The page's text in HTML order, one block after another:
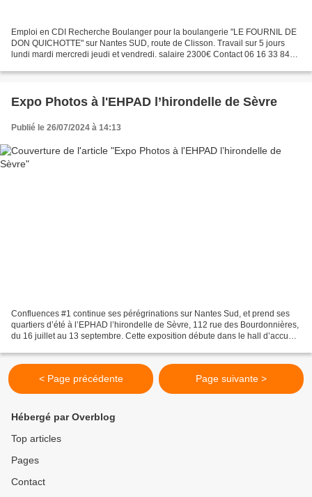
Emploi en CDI Recherche Boulanger pour la boulangerie "LE FOURNIL DE
DON QUICHOTTE" sur Nantes SUD, route de Clisson. Travail sur 5 jours
lundi mardi mercredi jeudi et vendredi. salaire 2300€ Contact 06 16 33 84
Expo Photos à l'EHPAD l’hirondelle de Sèvre
Publié le 26/07/2024 à 14:13
Confluences #1 continue ses pérégrinations sur Nantes Sud, et prend ses
quartiers d’été à l’EPHAD l’hirondelle de Sèvre, 112 rue des Bourdonnières,
du 16 juillet au 13 septembre. Cette exposition débute dans le hall d’accueil
< Page précédente Page suivante >
Hébergé par Overblog
Top articles
Pages
Contact